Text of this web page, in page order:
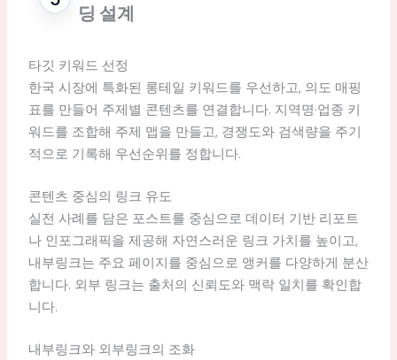
딩 설계
타깃 키워드 선정
한국 시장에 특화된 롱테일 키워드를 우선하고, 의도 매핑
표를 만들어 주제별 콘텐츠를 연결합니다. 지역명·업종 키
워드를 조합해 주제 맵을 만들고, 경쟁도와 검색량을 주기
적으로 기록해 우선순위를 정합니다.
콘텐츠 중심의 링크 유도
실전 사례를 담은 포스트를 중심으로 데이터 기반 리포트
나 인포그래픽을 제공해 자연스러운 링크 가치를 높이고,
내부링크는 주요 페이지를 중심으로 앵커를 다양하게 분산
합니다. 외부 링크는 출처의 신뢰도와 맥락 일치를 확인합
니다.
내부링크와 외부링크의 조화